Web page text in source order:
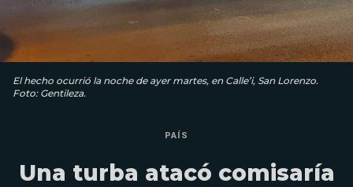
El hecho ocurrió la noche de ayer martes, en Calle’i, San Lorenzo.
Foto: Gentileza.
PAÍS
Una turba atacó comisaría